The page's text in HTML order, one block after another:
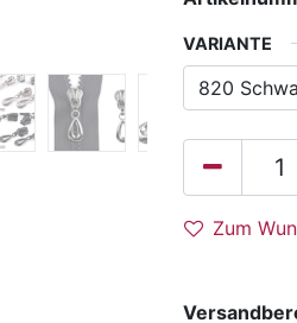
VARIANTE
Zum